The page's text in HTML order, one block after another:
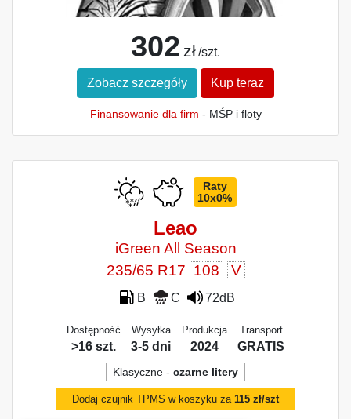
302 zł /szt.
Zobacz szczegóły Kup teraz
Finansowanie dla firm - MŚP i floty
Raty
10x0%
Leao
iGreen All Season
235/65 R17 108 V
B C 72dB
Dostępność
>16 szt.
Wysyłka
3-5 dni
Produkcja
2024
Transport
GRATIS
Klasyczne - czarne litery
Dodaj czujnik TPMS w koszyku za 115 zł/szt